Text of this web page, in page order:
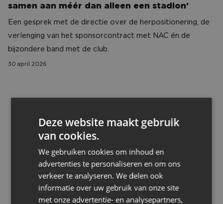
samen aan méér dan alleen een stadion’
Een gesprek met de directie over de herpositionering, de
verlenging van het sponsorcontract met NAC én de
bijzondere band met de club.
30 april 2026
Deze website maakt gebruik
van cookies.
We gebruiken cookies om inhoud en
advertenties te personaliseren en om ons
verkeer te analyseren. We delen ook
informatie over uw gebruik van onze site
met onze advertentie- en analysepartners,